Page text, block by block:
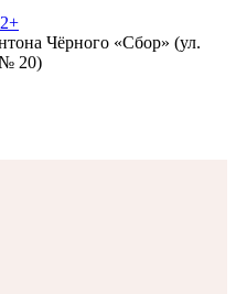
Чёрного «Сбор» (ул.
20)